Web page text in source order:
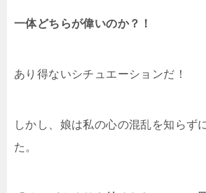
一体どちらが偉いのか？！
あり得ないシチュエーションだ！
しかし、娘は私の心の混乱を知らず
た。